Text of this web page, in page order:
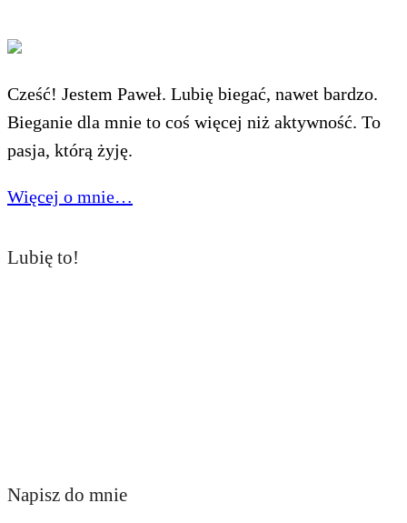
Cześć! Jestem Paweł. Lubię biegać, nawet bardzo.
Bieganie dla mnie to coś więcej niż aktywność. To
pasja, którą żyję.
Więcej o mnie…
Lubię to!
Napisz do mnie